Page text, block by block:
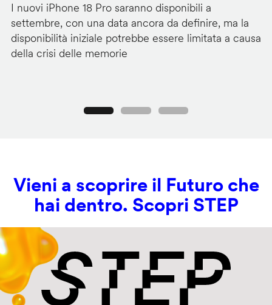
I nuovi iPhone 18 Pro saranno disponibili a
settembre, con una data ancora da definire, ma la
disponibilità iniziale potrebbe essere limitata a causa
della crisi delle memorie
Vieni a scoprire il Futuro che
hai dentro. Scopri STEP